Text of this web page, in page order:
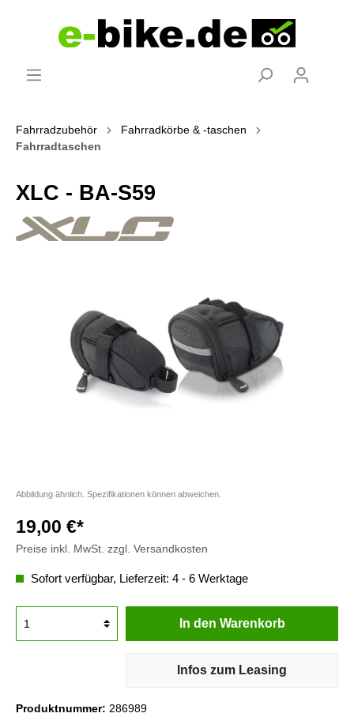
Fahrradzubehör
Fahrradkörbe & -taschen
Fahrradtaschen
XLC - BA-S59
Abbildung ähnlich. Spezifikationen können abweichen.
19,00 €*
Preise inkl. MwSt. zzgl. Versandkosten
Sofort verfügbar, Lieferzeit: 4 - 6 Werktage
In den Warenkorb
Infos zum Leasing
Produktnummer: 286989